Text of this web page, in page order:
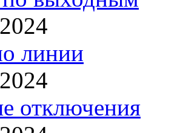
линии
отключения